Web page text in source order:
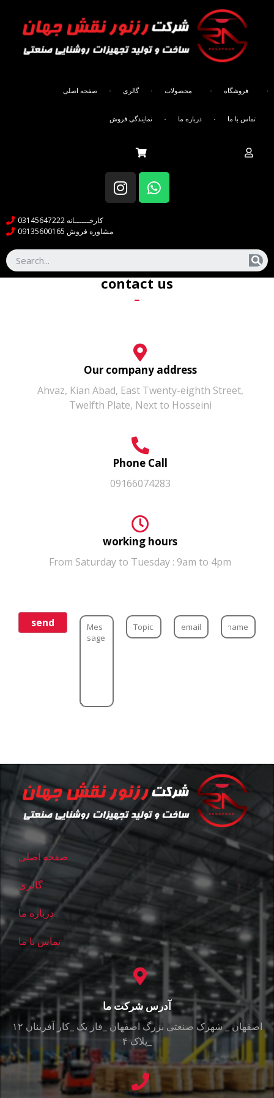
صفحه اصلی گالری محصولات فروشگاه
نمایندگی فروش درباره ما تماس با ما
کارخــــــانه 03145647222
مشاوره فروش 09135600165
Contact us
contact us
Our company address
Ahvaz, Kian Abad, East Twenty-eighth Street,
Twelfth Plate, Next to Hosseini
Phone Call
09166074283
working hours
From Saturday to Tuesday : 9am to 4pm
صفحه اصلی
گالری
درباره ما
تماس با ما
آدرس شرکت ما
اصفهان _ شهرک صنعتی بزرگ اصفهان _فاز یک _کار آفرینان ۱۲
_پلاک ۴